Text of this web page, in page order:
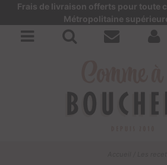
Frais de livraison offerts pour toute
Métropolitaine